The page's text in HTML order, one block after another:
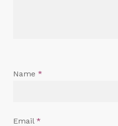
Name *
Email *